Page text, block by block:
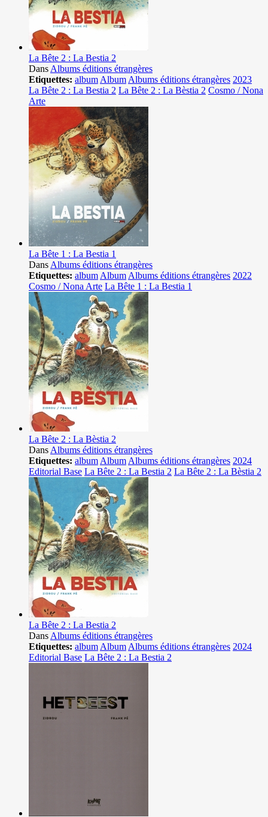
La Bête 2 : La Bestia 2
Dans Albums éditions étrangères
Etiquettes: album Album Albums éditions étrangères 2023
La Bête 2 : La Bestia 2 La Bête 2 : La Bèstia 2 Cosmo / Nona
Arte
La Bête 1 : La Bestia 1
Dans Albums éditions étrangères
Etiquettes: album Album Albums éditions étrangères 2022
Cosmo / Nona Arte La Bête 1 : La Bestia 1
La Bête 2 : La Bèstia 2
Dans Albums éditions étrangères
Etiquettes: album Album Albums éditions étrangères 2024
Editorial Base La Bête 2 : La Bestia 2 La Bête 2 : La Bèstia 2
La Bête 2 : La Bestia 2
Dans Albums éditions étrangères
Etiquettes: album Album Albums éditions étrangères 2024
Editorial Base La Bête 2 : La Bestia 2